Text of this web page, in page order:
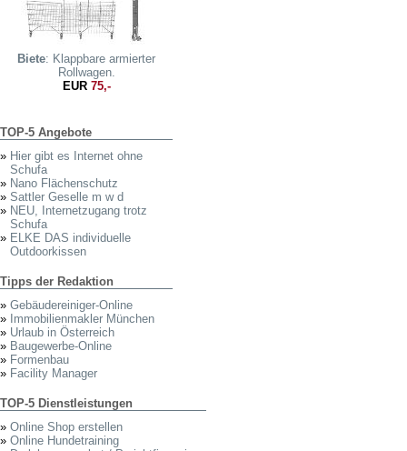
Biete: Klappbare armierter
Rollwagen.
EUR75,-
TOP-5 Angebote
» Hier gibt es Internet ohne
Schufa
» Nano Flächenschutz
» Sattler Geselle m w d
» NEU, Internetzugang trotz
Schufa
» ELKE DAS individuelle
Outdoorkissen
Tipps der Redaktion
» Gebäudereiniger-Online
» Immobilienmakler München
» Urlaub in Österreich
» Baugewerbe-Online
» Formenbau
» Facility Manager
TOP-5 Dienstleistungen
» Online Shop erstellen
» Online Hundetraining